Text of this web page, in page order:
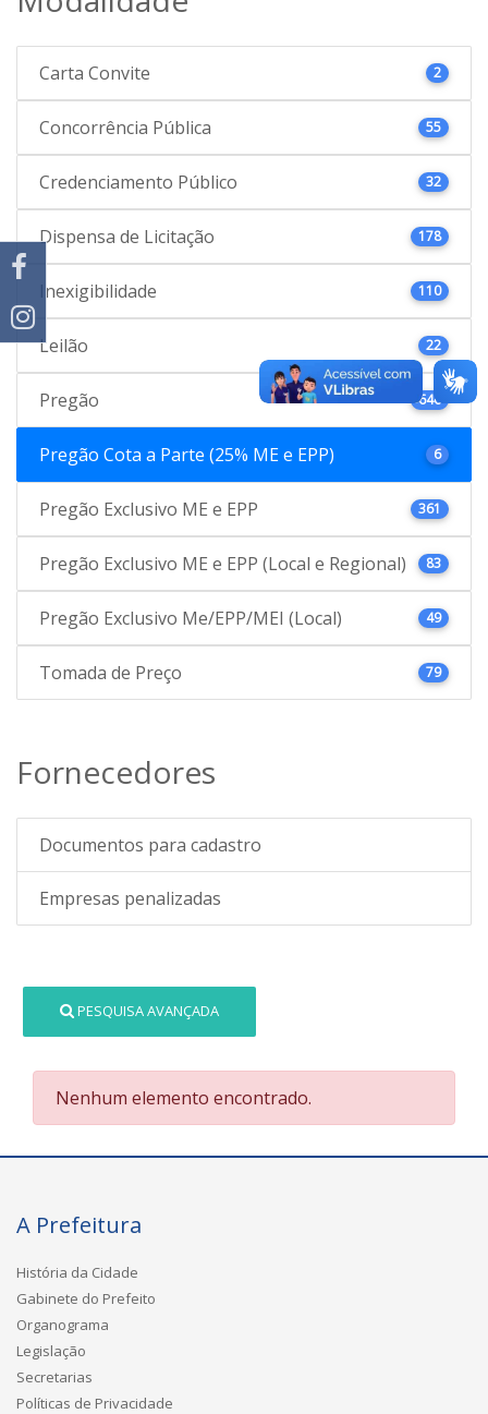
Carta Convite 2
Concorrência Pública 55
Credenciamento Público 32
Dispensa de Licitação 178
Inexigibilidade 110
Leilão 22
Pregão 646
Pregão Cota a Parte (25% ME e EPP) 6
Pregão Exclusivo ME e EPP 361
Pregão Exclusivo ME e EPP (Local e Regional) 83
Pregão Exclusivo Me/EPP/MEI (Local) 49
Tomada de Preço 79
Fornecedores
Documentos para cadastro
Empresas penalizadas
PESQUISA AVANÇADA
Nenhum elemento encontrado.
A Prefeitura
História da Cidade
Gabinete do Prefeito
Organograma
Legislação
Secretarias
Políticas de Privacidade